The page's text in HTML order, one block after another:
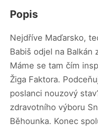
Popis
Nejdříve Maďarsko,
Babiš odjel na
Máme se tam čím
Žiga Faktora.
poslanci nouzový
zdravotního výboru
Běhounka. Konec